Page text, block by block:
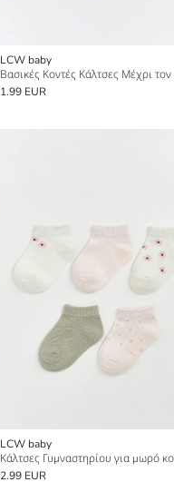
LCW baby
1.99 EUR
LCW baby
2.99 EUR